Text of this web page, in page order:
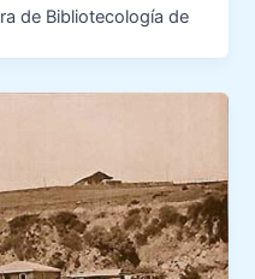
de Bibliotecología de